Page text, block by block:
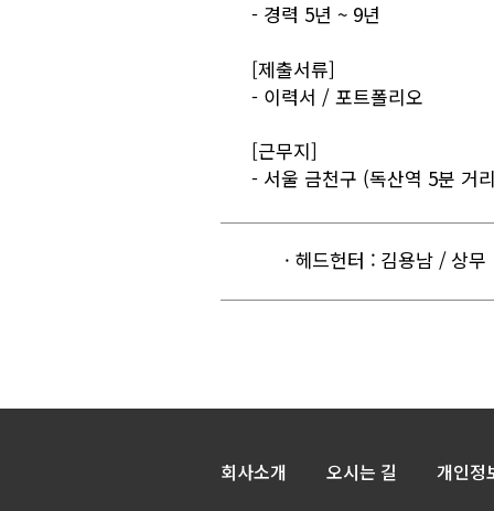
- 경력 5년 ~ 9년
[제출서류]
- 이력서 / 포트폴리오
[근무지]
- 서울 금천구 (독산역 5분 거
· 헤드헌터 : 김용남 / 상무
회사소개 오시는 길 개인정